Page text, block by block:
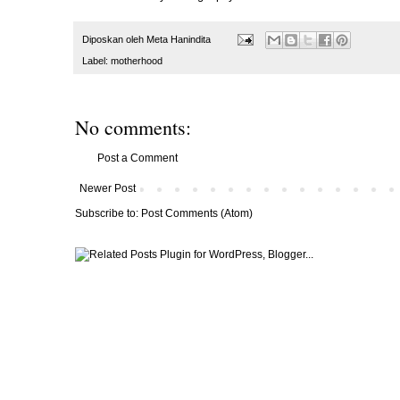
Diposkan oleh Meta Hanindita
Label: motherhood
No comments:
Post a Comment
Newer Post
Subscribe to: Post Comments (Atom)